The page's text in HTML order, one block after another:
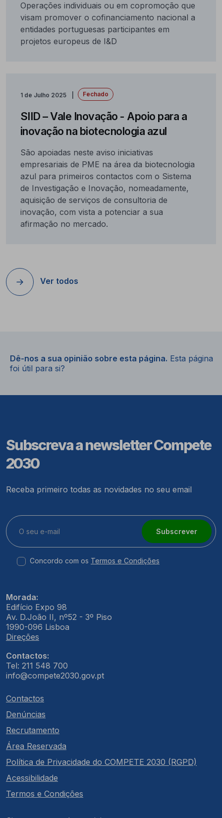
Operações individuais ou em copromoção que
visam promover o cofinanciamento nacional a
entidades portuguesas participantes em
projetos europeus de I&D
1 de Julho 2025 Fechado
SIID – Vale Inovação - Apoio para a
inovação na biotecnologia azul
São apoiadas neste aviso iniciativas
empresariais de PME na área da biotecnologia
azul para primeiros contactos com o Sistema
de Investigação e Inovação, nomeadamente,
aquisição de serviços de consultoria de
inovação, com vista a potenciar a sua
afirmação no mercado.
Ver todos
Dê-nos a sua opinião sobre esta página. Esta página
foi útil para si?
Subscreva a newsletter Compete
2030
Receba primeiro todas as novidades no seu email
Subscrever
Concordo com os Termos e Condições
Morada:
Edifício Expo 98
Av. D.João II, nº52 - 3º Piso
1990-096 Lisboa
Direções
Contactos:
Tel: 211 548 700
info@compete2030.gov.pt
Contactos
Denúncias
Recrutamento
Área Reservada
Política de Privacidade do COMPETE 2030 (RGPD)
Acessibilidade
Termos e Condições